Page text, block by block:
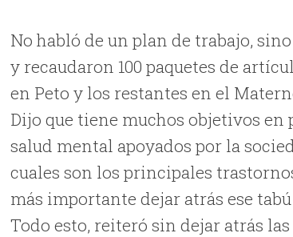
No habló de un plan de trabajo,
y recaudaron 100 paquetes de
en Peto y los restantes en el
Dijo que tiene muchos objetivos
salud mental apoyados por la
cuales son los principales
más importante dejar atrás ese
Todo esto, reiteró sin dejar atrás